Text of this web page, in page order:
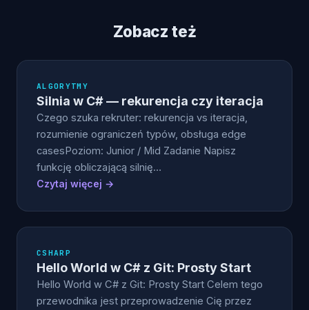
Zobacz też
ALGORYTMY
Silnia w C# — rekurencja czy iteracja
Czego szuka rekruter: rekurencja vs iteracja,
rozumienie ograniczeń typów, obsługa edge
casesPoziom: Junior / Mid Zadanie Napisz
funkcję obliczającą silnię…
Czytaj więcej →
CSHARP
Hello World w C# z Git: Prosty Start
Hello World w C# z Git: Prosty Start Celem tego
przewodnika jest przeprowadzenie Cię przez